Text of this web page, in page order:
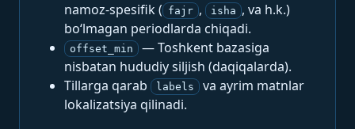
namoz-spesifik ( fajr , isha , va h.k.)
bo‘lmagan periodlarda chiqadi.
offset_min
— Toshkent bazasiga
nisbatan hududiy siljish (daqiqalarda).
Tillarga qarab
labels
va ayrim matnlar
lokalizatsiya qilinadi.